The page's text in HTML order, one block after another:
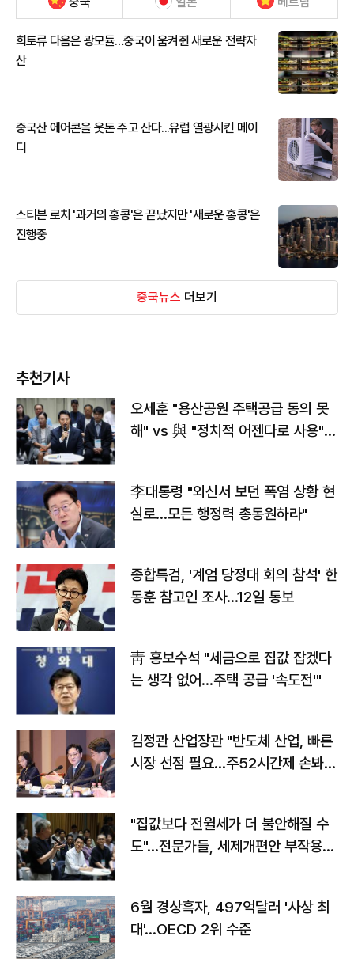
희토류 다음은 광모듈…중국이 움켜쥔 새로운 전략자
산
중국산 에어콘을 웃돈 주고 산다...유럽 열광시킨 메이
디
스티븐 로치 '과거의 홍콩'은 끝났지만 '새로운 홍콩'은
진행중
중국뉴스 더보기
추천기사
오세훈 "용산공원 주택공급 동의 못
해" vs 與 "정치적 어젠다로 사용"
李대통령 "외신서 보던 폭염 상황 현
실로…모든 행정력 총동원하라"
종합특검, '계엄 당정대 회의 참석' 한
동훈 참고인 조사...12일 통보
靑 홍보수석 "세금으로 집값 잡겠다
는 생각 없어…주택 공급 '속도전'"
김정관 산업장관 "반도체 산업, 빠른
시장 선점 필요…주52시간제 손봐
"집값보다 전월세가 더 불안해질 수
도"…전문가들, 세제개편안 부작용
6월 경상흑자, 497억달러 '사상 최
대'…OECD 2위 수준